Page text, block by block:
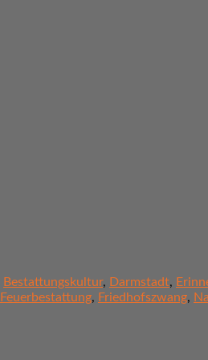
Bestattungskultur, Darmstadt,
Feuerbestattung, Friedhofszwang,